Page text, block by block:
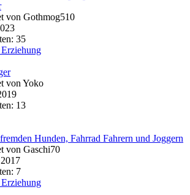
von Gothmog510
35
von Yoko
13
Hunden, Fahrrad Fahrern und Joggern
von Gaschi70
7